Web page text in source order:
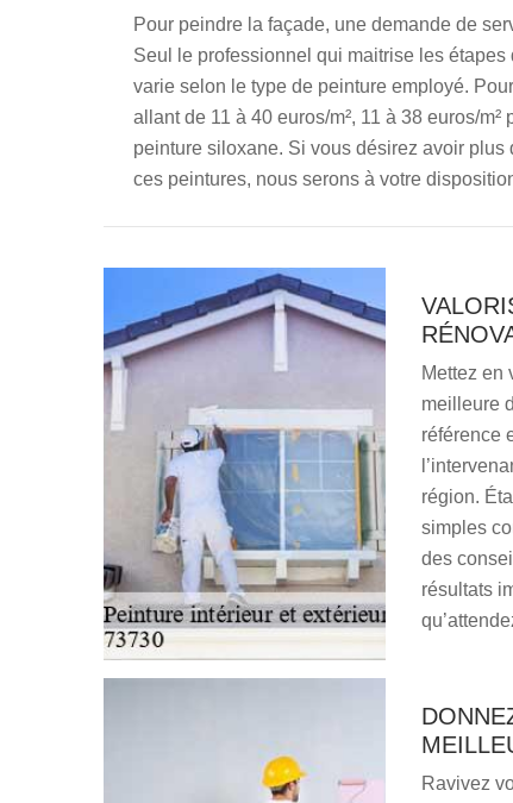
Pour peindre la façade, une demande de
Seul le professionnel qui maitrise les étapes
varie selon le type de peinture employé.
allant de 11 à 40 euros/m², 11 à 38 euros/
peinture siloxane. Si vous désirez avoir
ces peintures, nous serons à votre
Mettez en
meilleure
référence
région.
simples
des
résultats
Ravivez